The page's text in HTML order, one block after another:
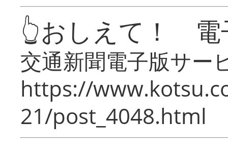
👆おしえて！ 電
交通新聞電子版サー
https://
21/post_4048.html